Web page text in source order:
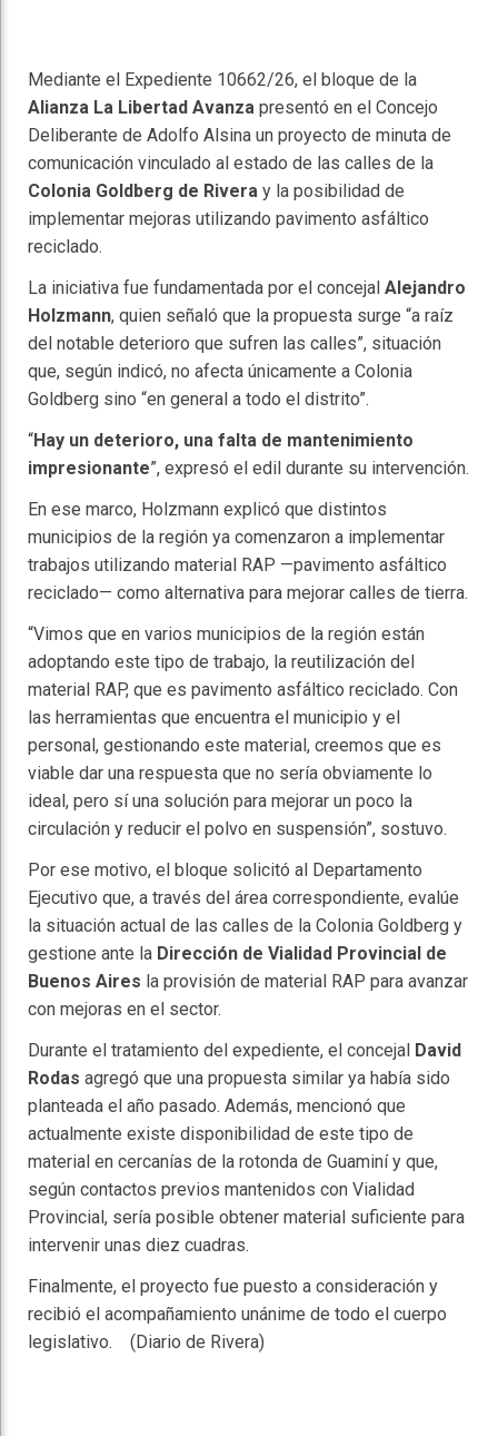
Mediante el Expediente 10662/26, el bloque de la
Alianza La Libertad Avanza presentó en el Concejo
Deliberante de Adolfo Alsina un proyecto de minuta de
comunicación vinculado al estado de las calles de la
Colonia Goldberg de Rivera y la posibilidad de
implementar mejoras utilizando pavimento asfáltico
reciclado.
La iniciativa fue fundamentada por el concejal Alejandro
Holzmann, quien señaló que la propuesta surge “a raíz
del notable deterioro que sufren las calles”, situación
que, según indicó, no afecta únicamente a Colonia
Goldberg sino “en general a todo el distrito”.
“Hay un deterioro, una falta de mantenimiento
impresionante”, expresó el edil durante su intervención.
En ese marco, Holzmann explicó que distintos
municipios de la región ya comenzaron a implementar
trabajos utilizando material RAP —pavimento asfáltico
reciclado— como alternativa para mejorar calles de tierra.
“Vimos que en varios municipios de la región están
adoptando este tipo de trabajo, la reutilización del
material RAP, que es pavimento asfáltico reciclado. Con
las herramientas que encuentra el municipio y el
personal, gestionando este material, creemos que es
viable dar una respuesta que no sería obviamente lo
ideal, pero sí una solución para mejorar un poco la
circulación y reducir el polvo en suspensión”, sostuvo.
Por ese motivo, el bloque solicitó al Departamento
Ejecutivo que, a través del área correspondiente, evalúe
la situación actual de las calles de la Colonia Goldberg y
gestione ante la Dirección de Vialidad Provincial de
Buenos Aires la provisión de material RAP para avanzar
con mejoras en el sector.
Durante el tratamiento del expediente, el concejal David
Rodas agregó que una propuesta similar ya había sido
planteada el año pasado. Además, mencionó que
actualmente existe disponibilidad de este tipo de
material en cercanías de la rotonda de Guaminí y que,
según contactos previos mantenidos con Vialidad
Provincial, sería posible obtener material suficiente para
intervenir unas diez cuadras.
Finalmente, el proyecto fue puesto a consideración y
recibió el acompañamiento unánime de todo el cuerpo
legislativo. (Diario de Rivera)